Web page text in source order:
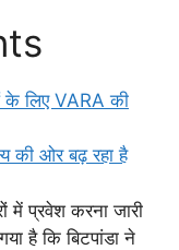
के लिए VARA की
की ओर बढ़ रहा है
में प्रवेश करना जारी
है कि बिटपांडा ने